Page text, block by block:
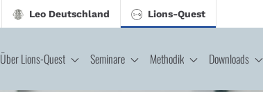
Leo Deutschland Lions-Quest
Über Lions-Quest Seminare Methodik Downloads